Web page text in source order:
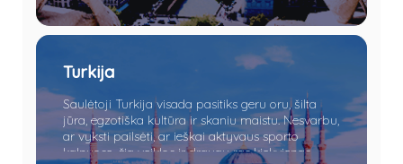
Turkija
Saulėtoji Turkija visada pasitiks geru oru, šilta
jūra, egzotiška kultūra ir skaniu maistu. Nesvarbu,
ar vyksti pailsėti, ar ieškai aktyvaus sporto
kalnuose, čia veiklos ir draugų ras kiekvienas.